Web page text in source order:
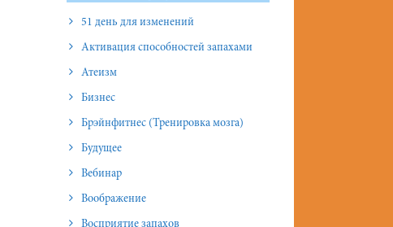
51 день для изменений
Активация способностей запахами
Атеизм
Бизнес
Брэйнфитнес (Тренировка мозга)
Будущее
Вебинар
Воображение
Восприятие запахов